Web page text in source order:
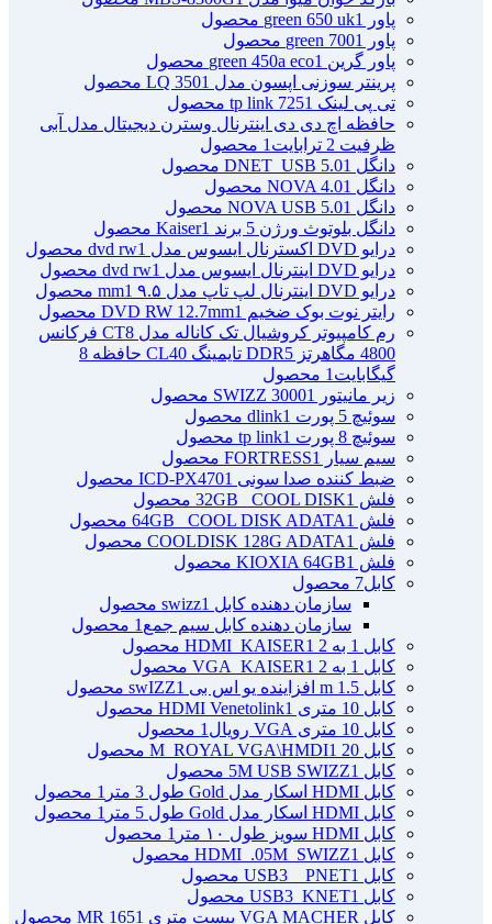
پاور green 650 uk
1 محصول
پاور green 700
1 محصول
پاور گرین green 450a eco 1 محصول
پرینتر سوزنی اپسون مدل LQ 350 1 محصول
تی پی لینک tp link 725 1 محصول
حافظه اچ دی دی اینترنال وسترن دیجیتال مدل آبی
ظرفیت 2 ترابایت
1 محصول
دانگل DNET_USB 5.0 1 محصول
دانگل NOVA 4.0 1 محصول
دانگل NOVA USB 5.0 1 محصول
دانگل بلوتوث ورژن 5 برند Kaiser
1 محصول
درایو DVD اکسترنال ایسوس مدل dvd rw
1 محصول
درایو DVD اینترنال ایسوس مدل dvd rw
1 محصول
درایو DVD اینترنال لپ تاپ مدل ۹.۵ mm
1 محصول
رایتر نوت بوک ضخیم DVD RW 12.7mm 1 محصول
رم کامپیوتر کروشیال تک کاناله مدل CT8 فرکانس
4800 مگاهرتز DDR5 تایمینگ CL40 حافظه 8
گیگابایت 1 محصول
زیر مانیتور SWIZZ 3000
1 محصول
سوئیچ 5 پورت dlink
1 محصول
سوئیچ 8 پورت tp link
1 محصول
سیم سیار FORTRESS
1 محصول
ضبط کننده صدا سونی ICD-PX470 1 محصول
فلش 32GB _COOL DISK 1 محصول
فلش 64GB _COOL DISK ADATA 1 محصول
فلش COOLDISK 128G ADATA 1 محصول
فلش KIOXIA 64GB 1 محصول
کابل7 محصول
سازمان دهنده کابل swizz 1 محصول
سازمان دهنده کابل سیم جمع 1 محصول
کابل 1 به 2 HDMI_KAISER
1 محصول
کابل 1 به 2 VGA_KAISER
1 محصول
کابل 1.5 m افزاینده یو اس بی swIZZ
1 محصول
کابل 10 متری HDMI Venetolink
1 محصول
کابل 10 متری VGA رویال
1 محصول
کابل 20 M_ROYAL VGA\HMDI
1 محصول
کابل 5M USB SWIZZ 1 محصول
کابل HDMI اسکار مدل Gold طول 3 متر
1 محصول
کابل HDMI اسکار مدل Gold طول 5 متر
1 محصول
کابل HDMI سویز طول ۱۰ متر
1 محصول
کابل HDMI_.05M_SWIZZ 1 محصول
کابل USB3 _ PNET 1 محصول
کابل USB3_KNET 1 محصول
کابل VGA MACHER بیست متری MR 165
1 محصول